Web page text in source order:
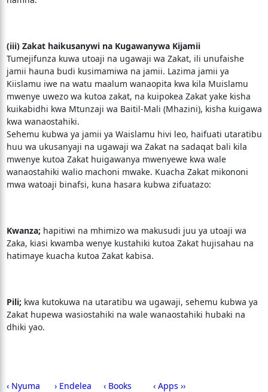
(iii) Zakat haikusanywi na Kugawanywa Kijamii
Tumejifunza kuwa utoaji na ugawaji wa Zakat, ili unufaishe
jamii hauna budi kusimamiwa na jamii. Lazima jamii ya
Kiislamu iwe na watu maalum wanaopita kwa kila Muislamu
mwenye uwezo wa kutoa zakat, na kuipokea Zakat yake kisha
kuikabidhi kwa Mtunzaji wa Baitil-Mali (Mhazini), kisha kuigawa
kwa wanaostahiki.
Sehemu kubwa ya jamii ya Waislamu hivi leo, haifuati utaratibu
huu wa ukusanyaji na ugawaji wa Zakat na sadaqat bali kila
mwenye kutoa Zakat huigawanya mwenyewe kwa wale
wanaostahiki walio machoni mwake. Kuacha Zakat mikononi
mwa watoaji binafsi, kuna hasara kubwa zifuatazo:
Kwanza; hapitiwi na mhimizo wa makusudi juu ya utoaji wa
Zaka, kiasi kwamba wenye kustahiki kutoa Zakat hujisahau na
hatimaye kuacha kutoa Zakat kabisa.
Pili; kwa kutokuwa na utaratibu wa ugawaji, sehemu kubwa ya
Zakat hupewa wasiostahiki na wale wanaostahiki hubaki na
dhiki yao.
‹ Nyuma › Endelea ‹ Books ‹ Apps ››